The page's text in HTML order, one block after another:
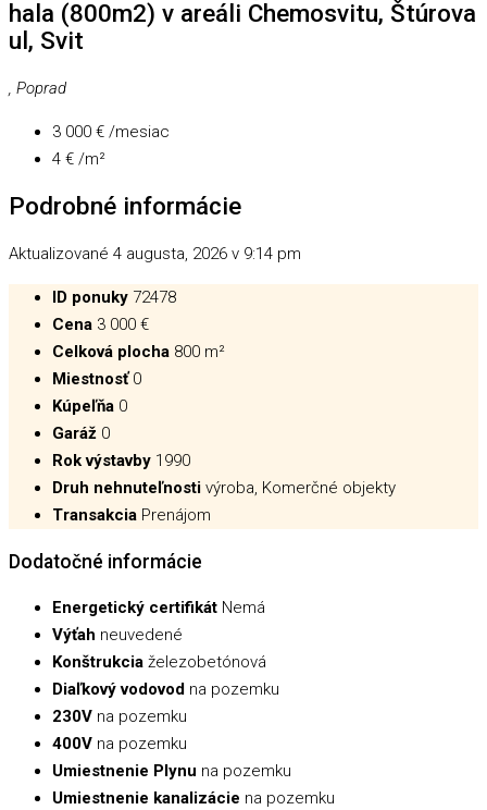
hala (800m2) v areáli Chemosvitu, Štúrova
ul, Svit
, Poprad
3 000 € /mesiac
4 € /m²
Podrobné informácie
Aktualizované 4 augusta, 2026 v 9:14 pm
ID ponuky 72478
Cena 3 000 €
Celková plocha 800 m²
Miestnosť 0
Kúpeľňa 0
Garáž 0
Rok výstavby 1990
Druh nehnuteľnosti výroba, Komerčné objekty
Transakcia Prenájom
Dodatočné informácie
Energetický certifikát Nemá
Výťah neuvedené
Konštrukcia železobetónová
Diaľkový vodovod na pozemku
230V na pozemku
400V na pozemku
Umiestnenie Plynu na pozemku
Umiestnenie kanalizácie na pozemku